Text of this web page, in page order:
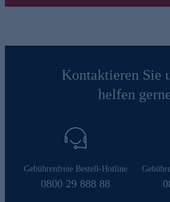
Kontaktieren Sie
helfen
Gebührenfreie Bestell-Hotline
0800 29 888 88